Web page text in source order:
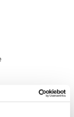
et gouvernement